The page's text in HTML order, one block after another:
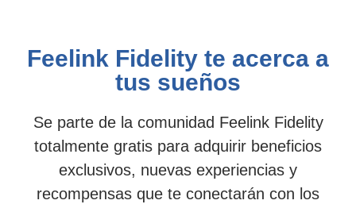
Feelink Fidelity te acerca a
tus sueños
Se parte de la comunidad Feelink Fidelity
totalmente gratis para adquirir beneficios
exclusivos, nuevas experiencias y
recompensas que te conectarán con los